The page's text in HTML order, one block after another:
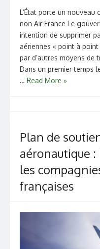
L’État porte un nouveau
non Air France Le
intention de supprimer
aériennes « point à
par d’autres moyens de
Dans un premier temps
… Read More »
Plan de
aéronautique :
les
françaises